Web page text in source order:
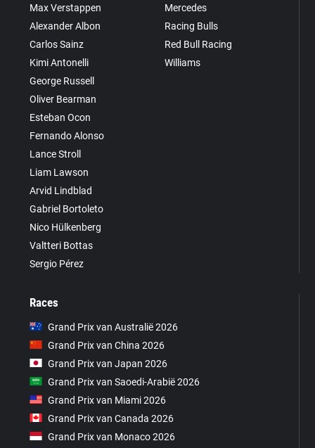
Max Verstappen
Alexander Albon
Carlos Sainz
Kimi Antonelli
George Russell
Oliver Bearman
Esteban Ocon
Fernando Alonso
Lance Stroll
Liam Lawson
Arvid Lindblad
Gabriel Bortoleto
Nico Hülkenberg
Valtteri Bottas
Sergio Pérez
Mercedes
Racing Bulls
Red Bull Racing
Williams
Races
Grand Prix van Australië 2026
Grand Prix van China 2026
Grand Prix van Japan 2026
Grand Prix van Saoedi-Arabië 2026
Grand Prix van Miami 2026
Grand Prix van Canada 2026
Grand Prix van Monaco 2026